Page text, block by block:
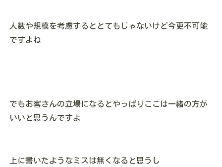
人数や規模を考慮するととてもじゃないけど今更不可能
ですよね
でもお客さんの立場になるとやっぱりここは一緒の方が
いいと思うんですよ
上に書いたようなミスは無くなると思うし